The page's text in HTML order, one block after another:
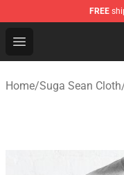
FREE
Open menu
Suga Sean Shop
Home/Suga Sean Cloth